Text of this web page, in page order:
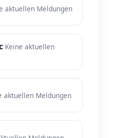
aktuellen Meldungen
Keine aktuellen
aktuellen Meldungen